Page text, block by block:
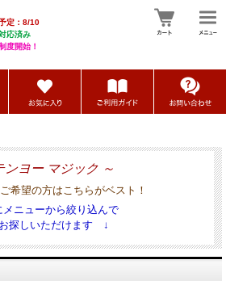
定：8/10
応済み
度開始！
ンヨー マジック ～
希望の方はこちらがベスト！
メニューから絞り込んで
探しいただけます ↓